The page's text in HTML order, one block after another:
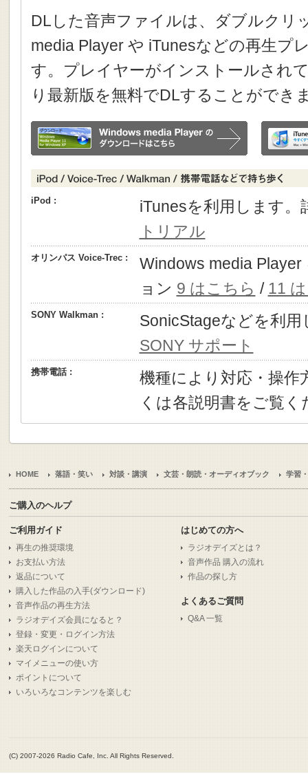
DLした音声ファイルは、ダブルクリ
media Player や iTunesなどの再生プ
す。プレイヤーがインストールされ
り最新版を無料でDLすることができ
iPod :
iTunesを利用します
トリアル
オリンパス Voice-Trec :
Windows media
ョン 9 はこちら / 11
SONY Walkman :
SonicStageなどを利
SONY サポート
携帯電話 :
機種により対応・操作
くは各説明書をご覧く
HOME 落語・笑い 対談・講演 文芸・朗読・オーディオブック 学習
ご購入のヘルプ
ご利用ガイド
再生の推奨環境
お支払い方法
返品について
購入した作品の入手(ダウンロード)
音声作品の再生方法
ラジオデイズ会員になると？
登録・変更・ログイン方法
楽天ログインについて
マイメニューの使い方
ポイントについて
いろいろなコンテンツを楽しむ
はじめての方へ
ラジオデイズとは？
音声作品 購入の流れ
作品の探し方
よくあるご質問
Q&A 一覧
(C) 2007-2026 Radio Cafe, Inc. All Rights Reserved.